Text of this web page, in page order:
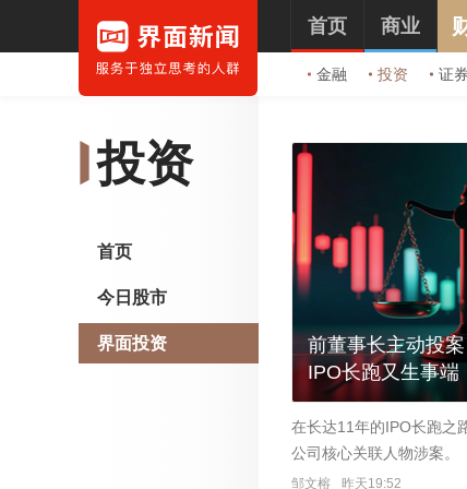
首页 商业
金融 投资 证券
投资
首页
今日股市
界面投资
前董事长主动投
IPO长跑又生事端
在长达11年的IPO长跑之
公司核心关联人物涉案。
邹文榕 昨天19:52